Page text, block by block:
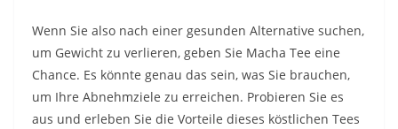
Wenn Sie also nach einer gesunden Alternative suchen,
um Gewicht zu verlieren, geben Sie Macha Tee eine
Chance. Es könnte genau das sein, was Sie brauchen,
um Ihre Abnehmziele zu erreichen. Probieren Sie es
aus und erleben Sie die Vorteile dieses köstlichen Tees